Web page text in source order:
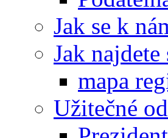
Jak se k
Jak najdete
mapa
Užitečné